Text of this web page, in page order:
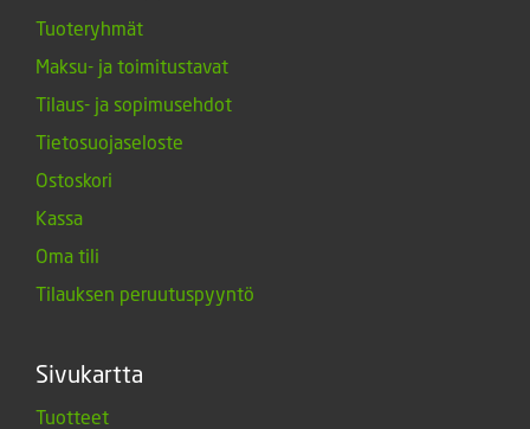
Tuoteryhmät
Maksu- ja toimitustavat
Tilaus- ja sopimusehdot
Tietosuojaseloste
Ostoskori
Kassa
Oma tili
Tilauksen peruutuspyyntö
Sivukartta
Tuotteet